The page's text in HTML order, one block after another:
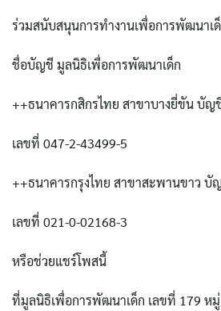
ร่วมสนับสนุนการทำงานเพื่อการพัฒนาเ
ชื่อบัญชี มูลนิธิเพื่อการพัฒนาเด็ก
++ธนาคารกสิกรไทย สาขาบางยี่ขัน บั
เลขที่ 047-2-43499-5
++ธนาคารกรุงไทย สาขาสะพานขาว
เลขที่ 021-0-02168-3
หรือช่วยแชร์โพสนี้
ที่มูลนิธิเพื่อการพัฒนาเด็ก เลขที่ 179 ห